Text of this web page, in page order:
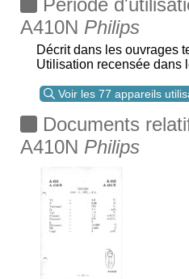
Période
A410N Philips
Décrit dans les ouvrages
Utilisation recensée dans
Voir les 77 appareils
Documents
A410N Philips